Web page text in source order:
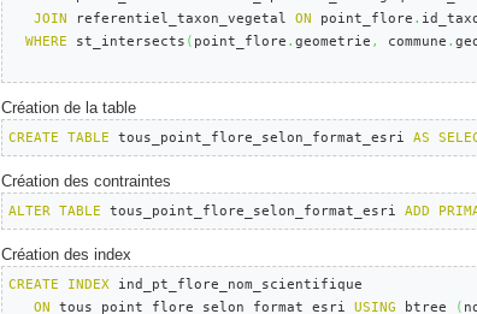
JOIN referentiel_taxon_vegetal ON point_flore .
WHERE st_intersects ( point_flore . geometrie , commune .
Création de la table
CREATE TABLE tous_point_flore_selon_format_esri AS
Création des contraintes
ALTER TABLE tous_point_flore_selon_format_esri ADD
Création des index
CREATE INDEX ind_pt_flore_nom_scientifique
ON tous_point_flore_selon_format_esri USING btree (